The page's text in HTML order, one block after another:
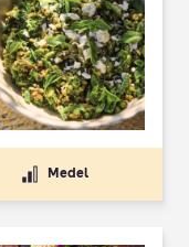
Medel